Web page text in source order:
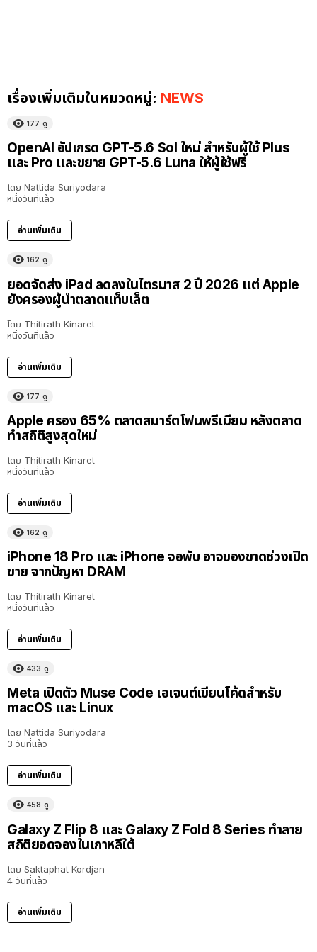
เรื่องเพิ่มเติมในหมวดหมู่: NEWS
177 ดู
OpenAI อัปเกรด GPT-5.6 Sol ใหม่ สำหรับผู้ใช้ Plus
และ Pro และขยาย GPT-5.6 Luna ให้ผู้ใช้ฟรี
โดย Nattida Suriyodara
หนึ่งวันที่แล้ว
อ่านเพิ่มเติม
162 ดู
ยอดจัดส่ง iPad ลดลงในไตรมาส 2 ปี 2026 แต่ Apple
ยังครองผู้นำตลาดแท็บเล็ต
โดย Thitirath Kinaret
หนึ่งวันที่แล้ว
อ่านเพิ่มเติม
177 ดู
Apple ครอง 65% ตลาดสมาร์ตโฟนพรีเมียม หลังตลาด
ทำสถิติสูงสุดใหม่
โดย Thitirath Kinaret
หนึ่งวันที่แล้ว
อ่านเพิ่มเติม
162 ดู
iPhone 18 Pro และ iPhone จอพับ อาจของขาดช่วงเปิด
ขาย จากปัญหา DRAM
โดย Thitirath Kinaret
หนึ่งวันที่แล้ว
อ่านเพิ่มเติม
433 ดู
Meta เปิดตัว Muse Code เอเจนต์เขียนโค้ดสำหรับ
macOS และ Linux
โดย Nattida Suriyodara
3 วันที่แล้ว
อ่านเพิ่มเติม
458 ดู
Galaxy Z Flip 8 และ Galaxy Z Fold 8 Series ทำลาย
สถิติยอดจองในเกาหลีใต้
โดย Saktaphat Kordjan
4 วันที่แล้ว
อ่านเพิ่มเติม